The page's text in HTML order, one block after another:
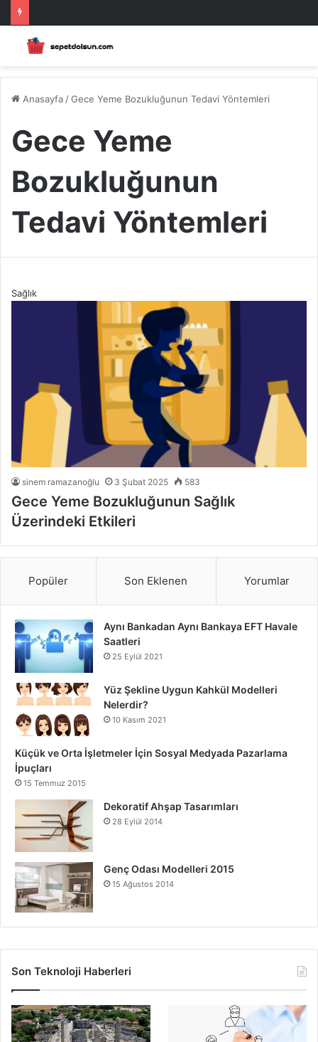
Anasayfa /Gece Yeme Bozukluğunun Tedavi Yöntemleri
Gece Yeme
Bozukluğunun
Tedavi Yöntemleri
Sağlık
sinem ramazanoğlu 3 Şubat 2025 583
Gece Yeme Bozukluğunun Sağlık
Üzerindeki Etkileri
Popüler Son Eklenen Yorumlar
Aynı Bankadan Aynı Bankaya EFT Havale
Saatleri
25 Eylül 2021
Yüz Şekline Uygun Kahkül Modelleri
Nelerdir?
10 Kasım 2021
Küçük ve Orta İşletmeler İçin Sosyal Medyada Pazarlama
İpuçları
15 Temmuz 2015
Dekoratif Ahşap Tasarımları
28 Eylül 2014
Genç Odası Modelleri 2015
15 Ağustos 2014
Son Teknoloji Haberleri